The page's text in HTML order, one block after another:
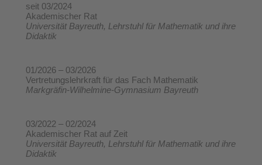
seit 03/2024
Akademischer Rat
Universität Bayreuth, Lehrstuhl für Mathematik und ihre
Didaktik
01/2026 – 03/2026
Vertretungslehrkraft für das Fach Mathematik
Markgräfin-Wilhelmine-Gymnasium Bayreuth
03/2022 – 02/2024
Akademischer Rat auf Zeit
Universität Bayreuth, Lehrstuhl für Mathematik und ihre
Didaktik